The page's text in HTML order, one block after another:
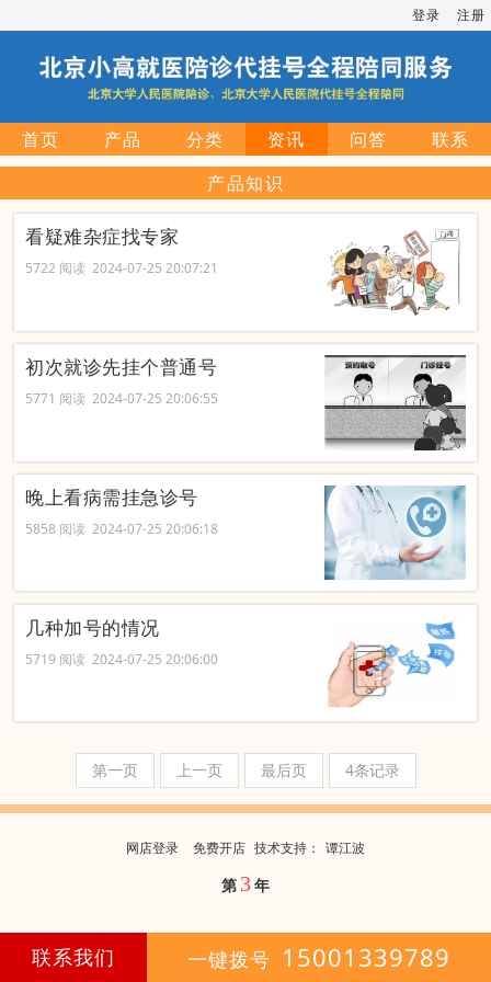
登录 注册
首页 产品 分类 资讯 问答
联系
产品知识
看疑难杂症找专家
5722 阅读 2024-07-25 20:07:21
初次就诊先挂个普通号
5771 阅读 2024-07-25 20:06:55
晚上看病需挂急诊号
5858 阅读 2024-07-25 20:06:18
几种加号的情况
5719 阅读 2024-07-25 20:06:00
第一页 上一页 最后页 4条记录
网店登录 免费开店 技术支持 ： 谭江波
第 3年
联系我们 一键拨号 15001339789